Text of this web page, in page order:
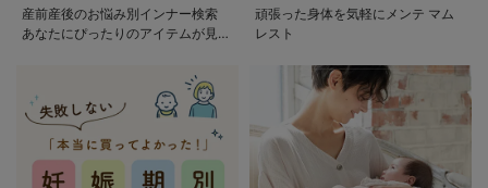
産前産後のお悩み別インナー検索
あなたにぴったりのアイテムが見つ
頑張った身体を気軽にメンテ マム
レスト